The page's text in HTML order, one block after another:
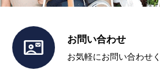
 お問い合わせ
お気軽にお問い合わせく